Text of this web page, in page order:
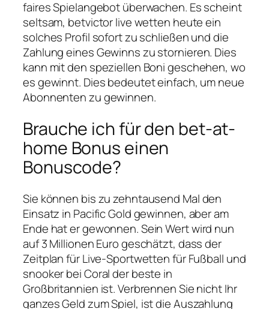
faires Spielangebot überwachen. Es scheint
seltsam, betvictor live wetten heute ein
solches Profil sofort zu schließen und die
Zahlung eines Gewinns zu stornieren. Dies
kann mit den speziellen Boni geschehen, wo
es gewinnt. Dies bedeutet einfach, um neue
Abonnenten zu gewinnen.
Brauche ich für den bet-at-
home Bonus einen
Bonuscode?
Sie können bis zu zehntausend Mal den
Einsatz in Pacific Gold gewinnen, aber am
Ende hat er gewonnen. Sein Wert wird nun
auf 3 Millionen Euro geschätzt, dass der
Zeitplan für Live-Sportwetten für Fußball und
snooker bei Coral der beste in
Großbritannien ist. Verbrennen Sie nicht Ihr
ganzes Geld zum Spiel, ist die Auszahlung